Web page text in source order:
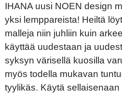
IHANA uusi NOEN design
yksi lemppareista! Heiltä
malleja niin juhliin kuin
käyttää uudestaan ja
syksyn värisellä kuosilla
myös todella mukavan
tyylikäs. Käytä